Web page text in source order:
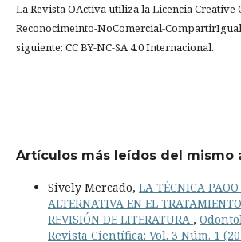
La Revista OActiva utiliza la Licencia Creative
Reconocimeinto-NoComercial-CompartirIgual
siguiente: CC BY-NC-SA 4.0 Internacional.
Artículos más leídos del mismo
Sively Mercado, LA TÉCNICA
ALTERNATIVA EN EL
REVISIÓN DE LITERATURA ,
Revista Científica: Vol. 3 Núm. 1